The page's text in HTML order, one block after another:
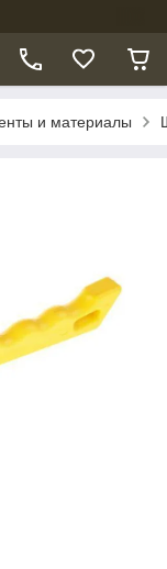
и материалы